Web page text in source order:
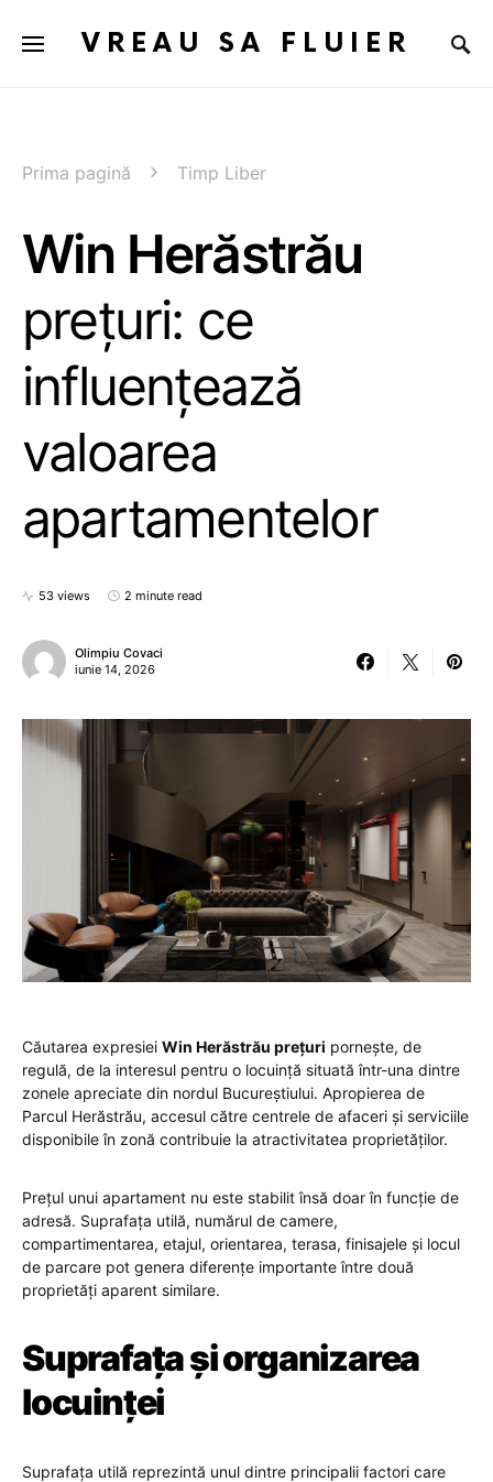
VREAU SA FLUIER
Prima pagină Timp Liber
Win Herăstrău
prețuri: ce
influențează
valoarea
apartamentelor
53 views 2 minute read
Olimpiu Covaci
iunie 14, 2026
Căutarea expresiei Win Herăstrău prețuri pornește, de
regulă, de la interesul pentru o locuință situată într-una dintre
zonele apreciate din nordul Bucureștiului. Apropierea de
Parcul Herăstrău, accesul către centrele de afaceri și serviciile
disponibile în zonă contribuie la atractivitatea proprietăților.
Prețul unui apartament nu este stabilit însă doar în funcție de
adresă. Suprafața utilă, numărul de camere,
compartimentarea, etajul, orientarea, terasa, finisajele și locul
de parcare pot genera diferențe importante între două
proprietăți aparent similare.
Suprafața și organizarea
locuinței
Suprafața utilă reprezintă unul dintre principalii factori care